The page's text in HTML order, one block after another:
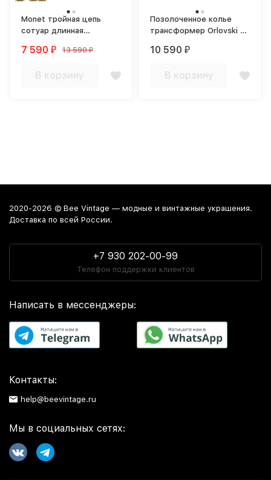
Monet тройная цепь
сотуар длинная
7 590 ₽ 13 590 ₽
В корзину
Позолоченное колье
трансформер Orlovski с
10 590 ₽
В корзину
2020-2026 © Bee Vintage — модные и винтажные украшения.
Доставка по всей России.
+7 930 202-00-99
Телефон поддержки клиентов
Написать в мессенджеры:
Контакты:
help@beevintage.ru
Мы в социальных сетях: